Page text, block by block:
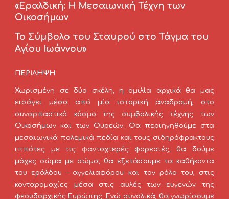
«Εραλδική: Η Μεσαιωνική Τέχνη των
Οικοσήμων
Το Σύμβολο του Σταυρού στο Τάγμα του
Αγίου Ιωάννου»
ΠΕΡΙΛΗΨΗ
Χωρισμένη σε δύο σκέλη, η ομιλία αρχικά θα μας
εισάγει μέσα από μία ιστορική αναδρομή, στο
συναρπαστικό κόσμο της συμβολικής τέχνης των
Οικοσήμων και των Θυρεών. Θα περιηγηθούμε στα
μεσαιωνικά πολεμικά πεδία και τους σιδηρόφρακτους
ιππότες με τις φανταχτερές φορεσιές, θα δούμε
μάχες σώμα με σώμα, θα εξετάσουμε τα καθήκοντα
του εράλδου - αγγελιαφόρου και τον ρόλο του, στις
κονταρομαχίες μέσα στις αυλές των ευγενών της
φεουδαρχικής Ευρώπης. Ενώ συνολικά, θα γνωρίσουμε